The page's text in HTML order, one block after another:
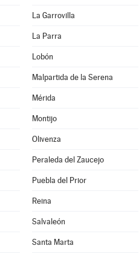
La Garrovilla
La Parra
Lobón
Malpartida de la Serena
Mérida
Montijo
Olivenza
Peraleda del Zaucejo
Puebla del Prior
Reina
Salvaleón
Santa Marta